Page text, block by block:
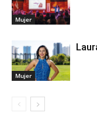
Mujer
Mujer